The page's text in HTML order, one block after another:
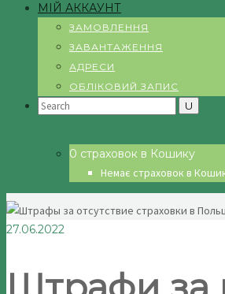
МІЙ АККАУНТ
ЗАМОВЛЕННЯ
ЗАВАНТАЖЕННЯ
АДРЕСИ
ОБЛІКОВИЙ ЗАПИС
Search
0 страховок в Кошику
Немає страховок в
27.06.2022